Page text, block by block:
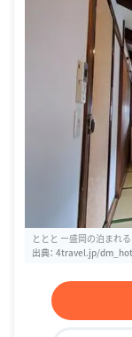
ととと ー盛岡の泊まれ
出典： 4travel.jp/